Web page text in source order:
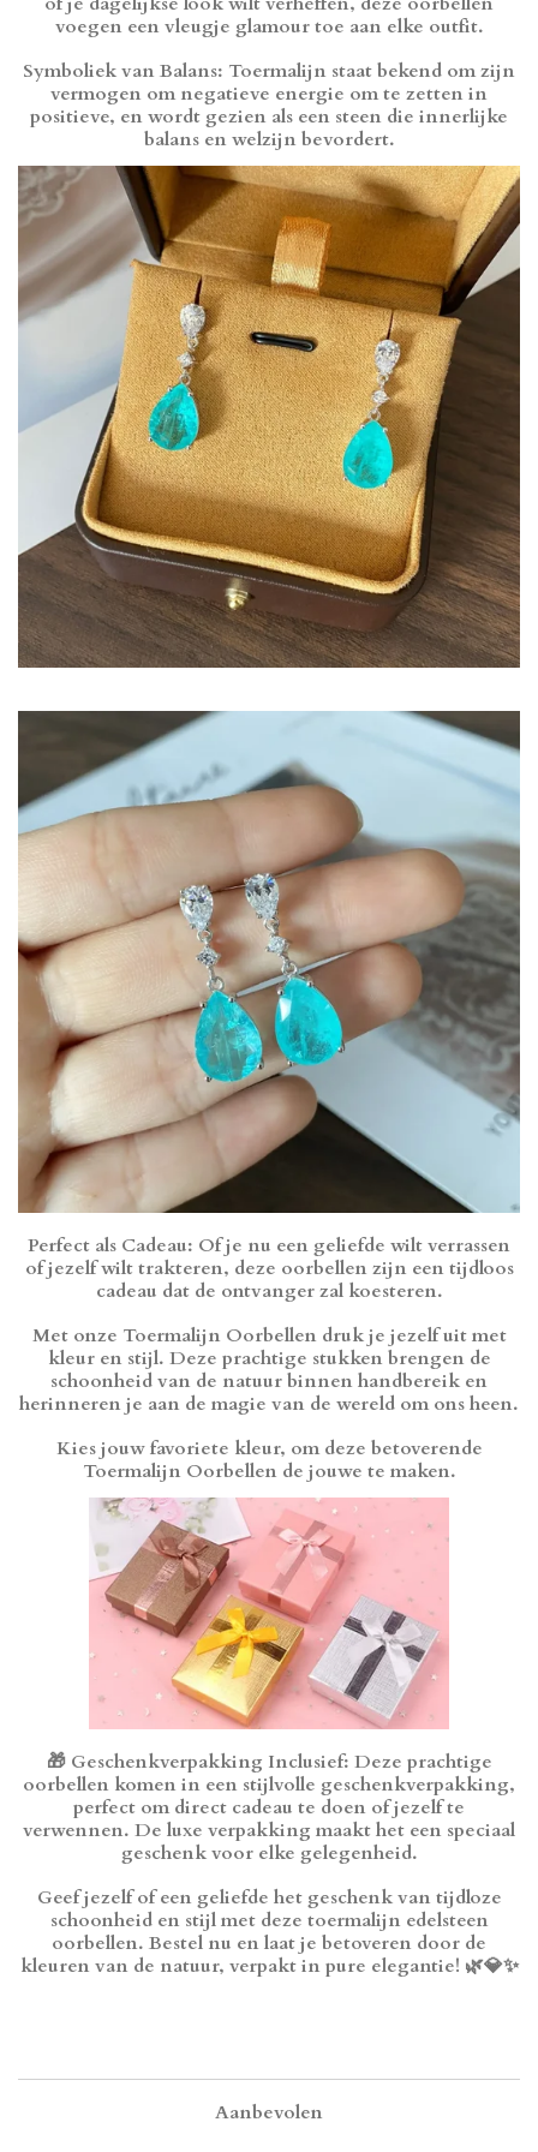
voegen een vleugje glamour toe aan elke outfit.
Symboliek van Balans: Toermalijn staat bekend om zijn
vermogen om negatieve energie om te zetten in
positieve, en wordt gezien als een steen die innerlijke
balans en welzijn bevordert.
Perfect als Cadeau: Of je nu een geliefde wilt verrassen
of jezelf wilt trakteren, deze oorbellen zijn een tijdloos
cadeau dat de ontvanger zal koesteren.
Met onze Toermalijn Oorbellen druk je jezelf uit met
kleur en stijl. Deze prachtige stukken brengen de
schoonheid van de natuur binnen handbereik en
herinneren je aan de magie van de wereld om ons heen.
Kies jouw favoriete kleur, om deze betoverende
Toermalijn Oorbellen de jouwe te maken.
🎁 Geschenkverpakking Inclusief: Deze prachtige
oorbellen komen in een stijlvolle geschenkverpakking,
perfect om direct cadeau te doen of jezelf te
verwennen. De luxe verpakking maakt het een speciaal
geschenk voor elke gelegenheid.
Geef jezelf of een geliefde het geschenk van tijdloze
schoonheid en stijl met deze toermalijn edelsteen
oorbellen. Bestel nu en laat je betoveren door de
kleuren van de natuur, verpakt in pure elegantie! 🌿💎✨
Aanbevolen